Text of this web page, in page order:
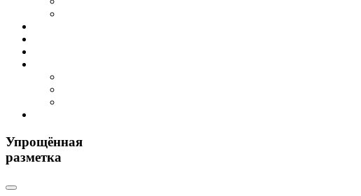
Упрощённая
разметка